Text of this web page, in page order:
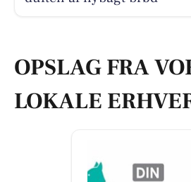
OPSLAG FRA
LOKALE